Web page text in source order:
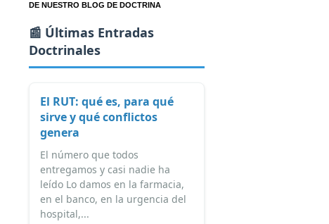
DE NUESTRO BLOG DE DOCTRINA
📰 Últimas Entradas
Doctrinales
El RUT: qué es, para qué
sirve y qué conflictos
genera
El número que todos
entregamos y casi nadie ha
leído Lo damos en la farmacia,
en el banco, en la urgencia del
hospital,...